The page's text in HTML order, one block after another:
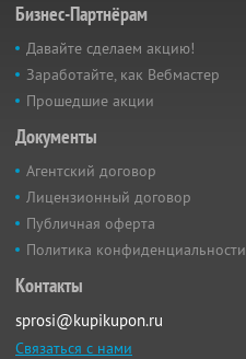
Бизнес-Партнёрам
Давайте сделаем акцию!
Заработайте, как Вебмастер
Прошедшие акции
Документы
Агентский договор
Лицензионный договор
Публичная оферта
Политика конфиденциальности
Контакты
sprosi@kupikupon.ru
Связаться с нами